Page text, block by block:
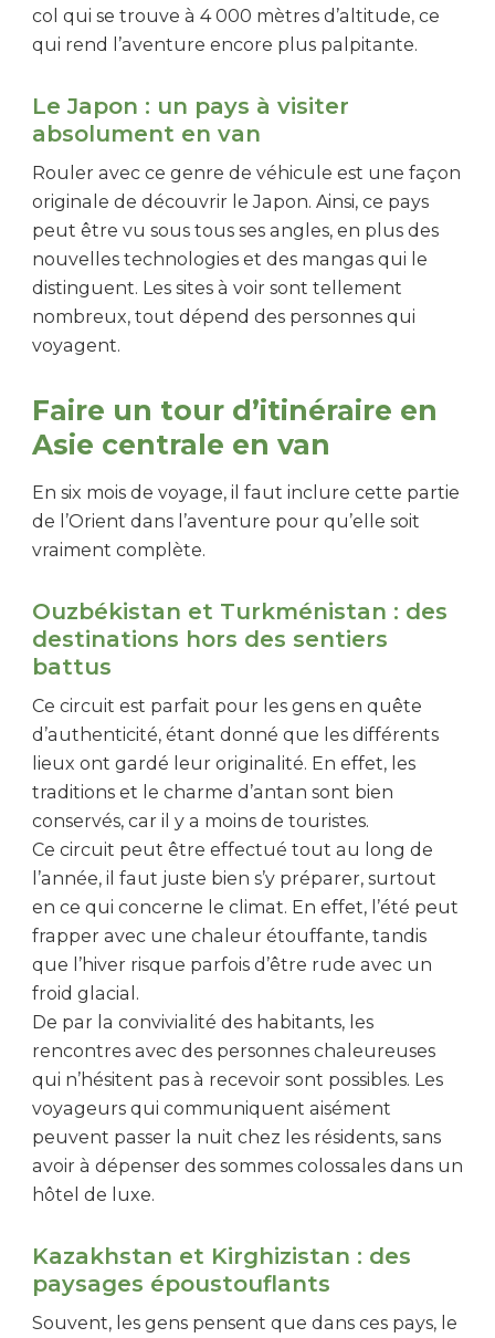
col qui se trouve à 4 000 mètres d’altitude, ce
qui rend l’aventure encore plus palpitante.
Le Japon : un pays à visiter
absolument en van
Rouler avec ce genre de véhicule est une façon
originale de découvrir le Japon. Ainsi, ce pays
peut être vu sous tous ses angles, en plus des
nouvelles technologies et des mangas qui le
distinguent. Les sites à voir sont tellement
nombreux, tout dépend des personnes qui
voyagent.
Faire un tour d’itinéraire en
Asie centrale en van
En six mois de voyage, il faut inclure cette partie
de l’Orient dans l’aventure pour qu’elle soit
vraiment complète.
Ouzbékistan et Turkménistan : des
destinations hors des sentiers
battus
Ce circuit est parfait pour les gens en quête
d’authenticité, étant donné que les différents
lieux ont gardé leur originalité. En effet, les
traditions et le charme d’antan sont bien
conservés, car il y a moins de touristes.
Ce circuit peut être effectué tout au long de
l’année, il faut juste bien s’y préparer, surtout
en ce qui concerne le climat. En effet, l’été peut
frapper avec une chaleur étouffante, tandis
que l’hiver risque parfois d’être rude avec un
froid glacial.
De par la convivialité des habitants, les
rencontres avec des personnes chaleureuses
qui n’hésitent pas à recevoir sont possibles. Les
voyageurs qui communiquent aisément
peuvent passer la nuit chez les résidents, sans
avoir à dépenser des sommes colossales dans un
hôtel de luxe.
Kazakhstan et Kirghizistan : des
paysages époustouflants
Souvent, les gens pensent que dans ces pays, le